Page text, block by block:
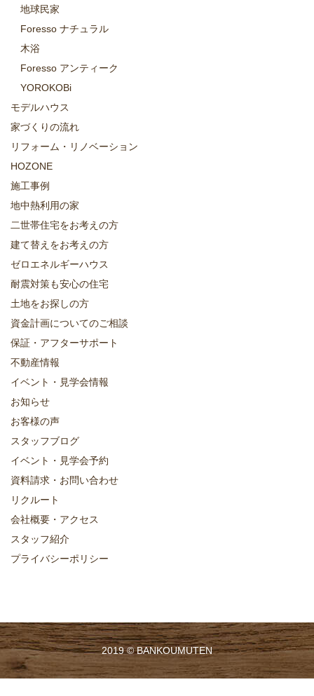
地球民家
Foresso ナチュラル
木浴
Foresso アンティーク
YOROKOBi
モデルハウス
家づくりの流れ
リフォーム・リノベーション
HOZONE
施工事例
地中熱利用の家
二世帯住宅をお考えの方
建て替えをお考えの方
ゼロエネルギーハウス
耐震対策も安心の住宅
土地をお探しの方
資金計画についてのご相談
保証・アフターサポート
不動産情報
イベント・見学会情報
お知らせ
お客様の声
スタッフブログ
イベント・見学会予約
資料請求・お問い合わせ
リクルート
会社概要・アクセス
スタッフ紹介
プライバシーポリシー
2019 ©BANKOUMUTEN